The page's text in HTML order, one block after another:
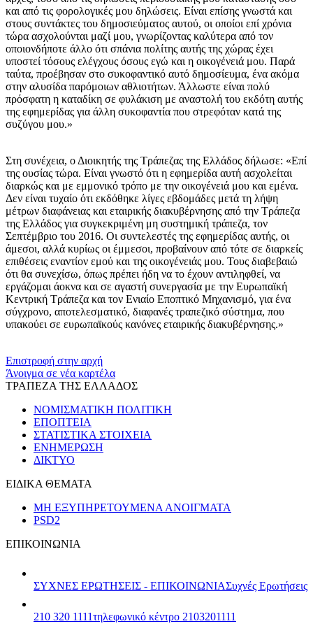
και από τις φορολογικές μου δηλώσεις. Είναι επίσης γνωστά και
στους συντάκτες του δημοσιεύματος αυτού, οι οποίοι επί χρόνια
τώρα ασχολούνται μαζί μου, γνωρίζοντας καλύτερα από τον
οποιονδήποτε άλλο ότι σπάνια πολίτης αυτής της χώρας έχει
υποστεί τόσους ελέγχους όσους εγώ και η οικογένειά μου. Παρά
ταύτα, προέβησαν στο συκοφαντικό αυτό δημοσίευμα, ένα ακόμα
στην αλυσίδα παρόμοιων αθλιοτήτων. Άλλωστε είναι πολύ
πρόσφατη η καταδίκη σε φυλάκιση με αναστολή του εκδότη αυτής
της εφημερίδας για άλλη συκοφαντία που στρεφόταν κατά της
συζύγου μου.»
Στη συνέχεια, ο Διοικητής της Τράπεζας της Ελλάδος δήλωσε: «Επί
της ουσίας τώρα. Είναι γνωστό ότι η εφημερίδα αυτή ασχολείται
διαρκώς και με εμμονικό τρόπο με την οικογένειά μου και εμένα.
Δεν είναι τυχαίο ότι εκδόθηκε λίγες εβδομάδες μετά τη λήψη
μέτρων διαφάνειας και εταιρικής διακυβέρνησης από την Τράπεζα
της Ελλάδος για συγκεκριμένη μη συστημική τράπεζα, τον
Σεπτέμβριο του 2016. Οι συντελεστές της εφημερίδας αυτής, οι
άμεσοι, αλλά κυρίως οι έμμεσοι, προβαίνουν από τότε σε διαρκείς
επιθέσεις εναντίον εμού και της οικογένειάς μου. Τους διαβεβαιώ
ότι θα συνεχίσω, όπως πρέπει ήδη να το έχουν αντιληφθεί, να
εργάζομαι άοκνα και σε αγαστή συνεργασία με την Ευρωπαϊκή
Κεντρική Τράπεζα και τον Ενιαίο Εποπτικό Μηχανισμό, για ένα
σύγχρονο, αποτελεσματικό, διαφανές τραπεζικό σύστημα, που
υπακούει σε ευρωπαϊκούς κανόνες εταιρικής διακυβέρνησης.»
Επιστροφή στην αρχή
Άνοιγμα σε νέα καρτέλα
ΤΡΑΠΕΖΑ ΤΗΣ ΕΛΛΑΔΟΣ
ΝΟΜΙΣΜΑΤΙΚΗ ΠΟΛΙΤΙΚΗ
ΕΠΟΠΤΕΙΑ
ΣΤΑΤΙΣΤΙΚΑ ΣΤΟΙΧΕΙΑ
ΕΝΗΜΕΡΩΣΗ
ΔΙΚΤΥΟ
ΕΙΔΙΚΑ ΘΕΜΑΤΑ
ΜΗ ΕΞΥΠΗΡΕΤΟΥΜΕΝΑ ΑΝΟΙΓΜΑΤΑ
PSD2
ΕΠΙΚΟΙΝΩΝΙΑ
ΣΥΧΝΕΣ ΕΡΩΤΗΣΕΙΣ - ΕΠΙΚΟΙΝΩΝΙΑΣυχνές Ερωτήσεις
210 320 1111τηλεφωνικό κέντρο 2103201111